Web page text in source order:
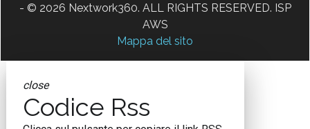
- © 2026 Nextwork360. ALL RIGHTS RESERVED. ISP
AWS
Mappa del sito
close
Codice Rss